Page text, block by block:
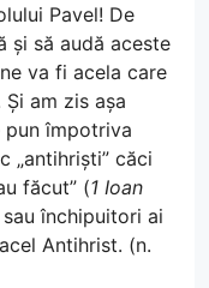
Pavel! De
și să audă aceste
va fi acela care
Și am zis așa
împotriva
„antihriști” căci
făcut” (1 Ioan
închipuitori ai
Antihrist. (n.